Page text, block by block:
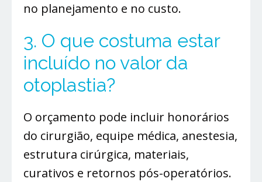
no planejamento e no custo.
3. O que costuma estar
incluído no valor da
otoplastia?
O orçamento pode incluir honorários
do cirurgião, equipe médica, anestesia,
estrutura cirúrgica, materiais,
curativos e retornos pós-operatórios.